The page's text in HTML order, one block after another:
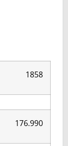
1858
176.990